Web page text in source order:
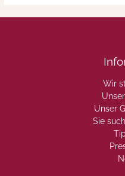
Wir
Unser
Sie